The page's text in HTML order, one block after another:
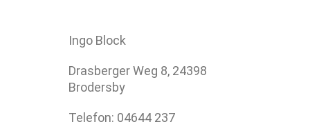
Ingo Block
Drasberger Weg 8, 24398
Brodersby
Telefon: 04644 237